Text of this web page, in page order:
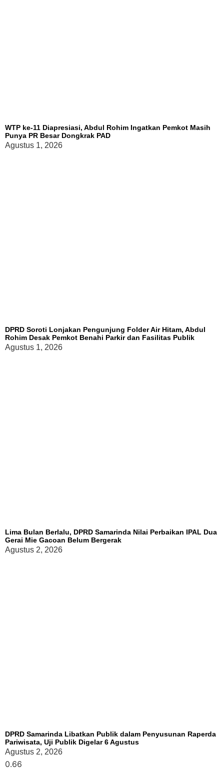
WTP ke-11 Diapresiasi, Abdul Rohim Ingatkan Pemkot Masih
Punya PR Besar Dongkrak PAD
Agustus 1, 2026
DPRD Soroti Lonjakan Pengunjung Folder Air Hitam, Abdul
Rohim Desak Pemkot Benahi Parkir dan Fasilitas Publik
Agustus 1, 2026
Lima Bulan Berlalu, DPRD Samarinda Nilai Perbaikan IPAL Dua
Gerai Mie Gacoan Belum Bergerak
Agustus 2, 2026
DPRD Samarinda Libatkan Publik dalam Penyusunan Raperda
Pariwisata, Uji Publik Digelar 6 Agustus
Agustus 2, 2026